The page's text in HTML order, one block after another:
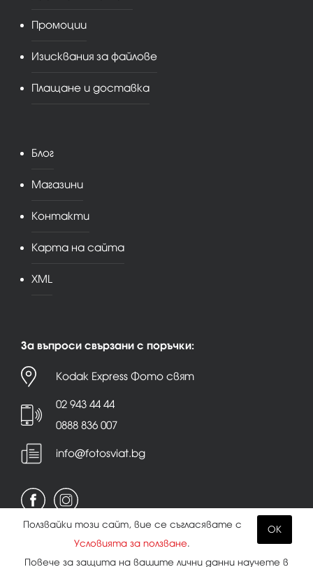
Промоции
Изисквания за файлове
Плащане и доставка
Блог
Магазини
Контакти
Карта на сайта
XML
За въпроси свързани с поръчки:
Kodak Express Фото свят
02 943 44 44
0888 836 007
info@fotosviat.bg
OK
Ползвайки този сайт, вие се съгласявате с
Условията за ползване.
Повече за защита на вашите лични данни научете в